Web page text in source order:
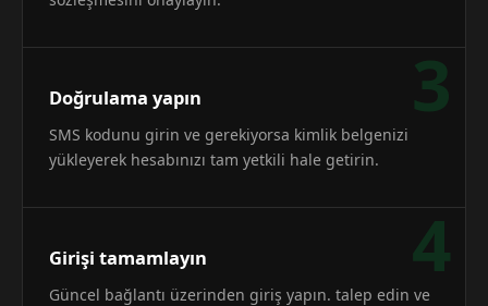
3
Doğrulama yapın
SMS kodunu girin ve gerekiyorsa kimlik belgenizi
yükleyerek hesabınızı tam yetkili hale getirin.
4
Girişi tamamlayın
Güncel bağlantı üzerinden giriş yapın. talep edin ve